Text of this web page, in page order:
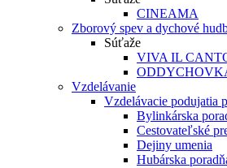
CINEAMA
Zborový spev a dychové
Súťaže
VIVA IL
Vzdelávanie
Vzdelávacie podujatia
Bylinkárska
Cestovateľské
Dejiny umenia
Hubárska